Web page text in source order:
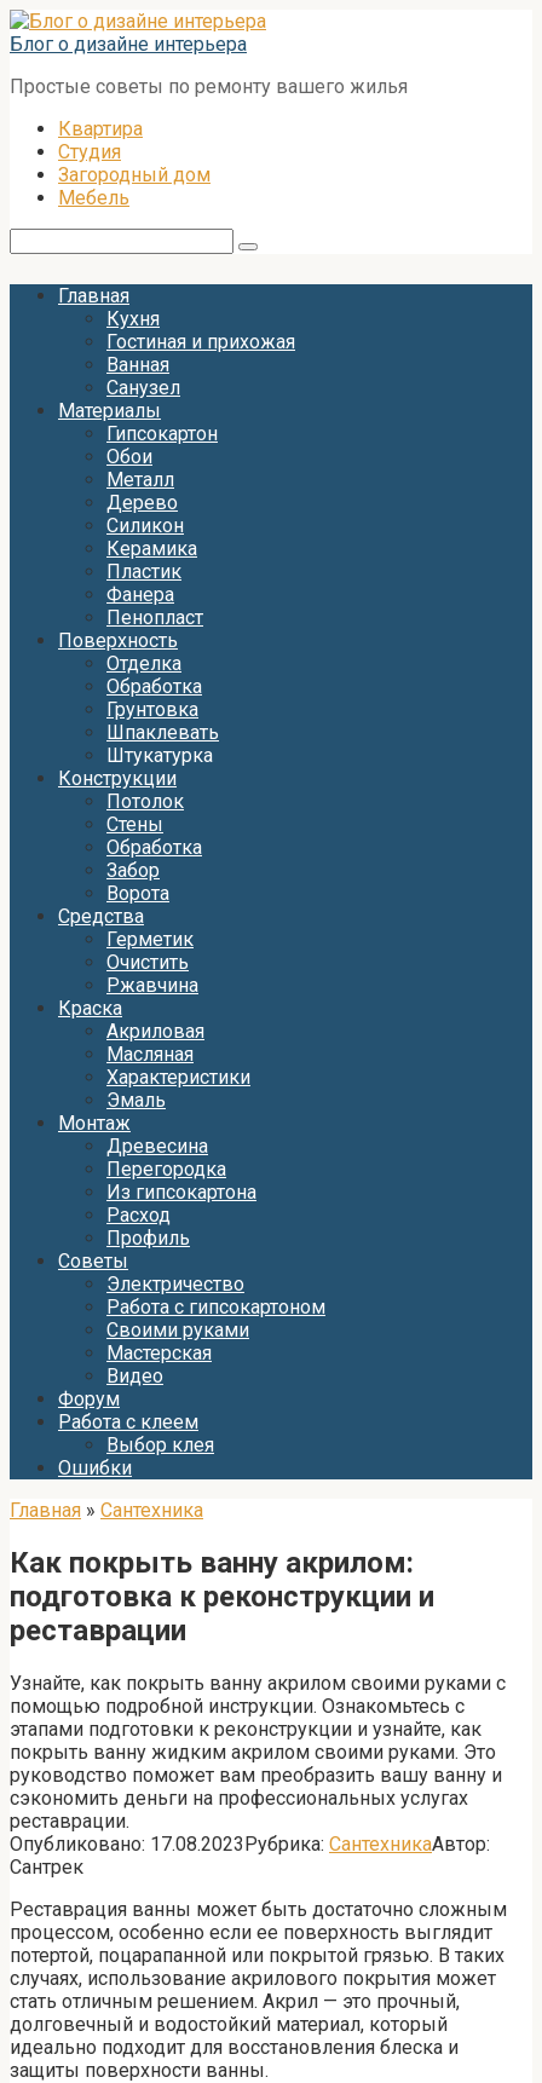
Перейти
к
Блог о дизайне интерьера
Простые советы по ремонту вашего жилья
Квартира
Студия
Загородный дом
Мебель
Главная
Кухня
Гостиная и прихожая
Ванная
Санузел
Материалы
Гипсокартон
Обои
Металл
Дерево
Силикон
Керамика
Пластик
Фанера
Пенопласт
Поверхность
Отделка
Обработка
Грунтовка
Шпаклевать
Штукатурка
Конструкции
Потолок
Стены
Обработка
Забор
Ворота
Средства
Герметик
Очистить
Ржавчина
Краска
Акриловая
Масляная
Характеристики
Эмаль
Монтаж
Древесина
Перегородка
Из гипсокартона
Расход
Профиль
Советы
Электричество
Работа с гипсокартоном
Своими руками
Мастерская
Видео
Форум
Работа с клеем
Выбор клея
Ошибки
Главная » Сантехника
Как покрыть ванну акрилом:
подготовка к реконструкции и
реставрации
Узнайте, как покрыть ванну акрилом своими руками с
помощью подробной инструкции. Ознакомьтесь с
этапами подготовки к реконструкции и узнайте, как
покрыть ванну жидким акрилом своими руками. Это
руководство поможет вам преобразить вашу ванну и
сэкономить деньги на профессиональных услугах
реставрации.
Опубликовано: 17.08.2023Рубрика: СантехникаАвтор:
Сантрек
Реставрация ванны может быть достаточно сложным
процессом, особенно если ее поверхность выглядит
потертой, поцарапанной или покрытой грязью. В таких
случаях, использование акрилового покрытия может
стать отличным решением. Акрил — это прочный,
долговечный и водостойкий материал, который
идеально подходит для восстановления блеска и
защиты поверхности ванны.